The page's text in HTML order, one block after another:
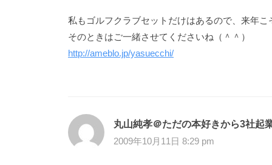
私もゴルフクラブセットだけはあるので、来年こ
そのときはご一緒させてくださいね（＾＾）
http://ameblo.jp/yasuecchi/
丸山純孝＠ただの本好きから3社起
2009年10月11日 8:29 pm